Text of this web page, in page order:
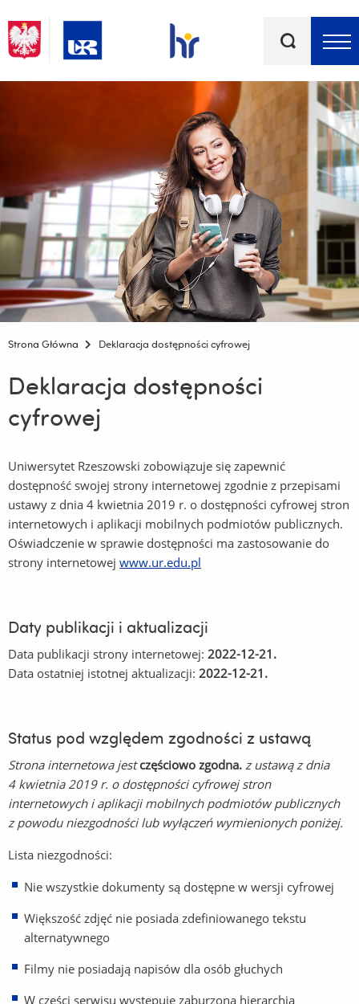
kluczowe
Strona Główna Deklaracja dostępności cyfrowej
Deklaracja dostępności
cyfrowej
Uniwersytet Rzeszowski zobowiązuje się zapewnić
dostępność swojej strony internetowej zgodnie z przepisami
ustawy z dnia 4 kwietnia 2019 r. o dostępności cyfrowej stron
internetowych i aplikacji mobilnych podmiotów publicznych.
Oświadczenie w sprawie dostępności ma zastosowanie do
strony internetowej www.ur.edu.pl
Daty publikacji i aktualizacji
Data publikacji strony internetowej: 2022-12-21 .
Data ostatniej istotnej aktualizacji: 2022-12-21 .
Status pod względem zgodności z ustawą
Strona internetowa jestczęściowo zgodna. z ustawą z dnia
4 kwietnia 2019 r. o dostępności cyfrowej stron
internetowych i aplikacji mobilnych podmiotów publicznych
z powodu niezgodności lub wyłączeń wymienionych poniżej.
Lista niezgodności:
Nie wszystkie dokumenty są dostępne w wersji cyfrowej
Większość zdjęć nie posiada zdefiniowanego tekstu
alternatywnego
Filmy nie posiadają napisów dla osób głuchych
W części serwisu występuje zaburzona hierarchia